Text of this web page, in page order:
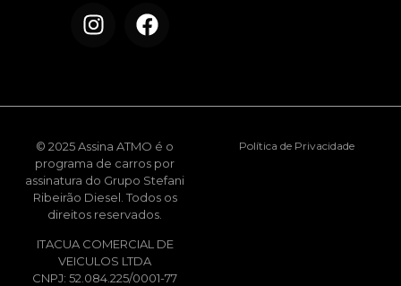
© 2025 Assina ATMO é o
programa de carros por
assinatura do Grupo Stefani
Ribeirão Diesel. Todos os
direitos reservados.
ITACUA COMERCIAL DE
VEICULOS LTDA
CNPJ: 52.084.225/0001-77
Política de Privacidade